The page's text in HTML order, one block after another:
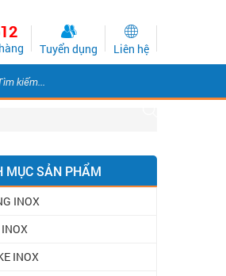
Liên hệ
Tuyển dụng
MỤC SẢN PHẨM
INOX
INOX